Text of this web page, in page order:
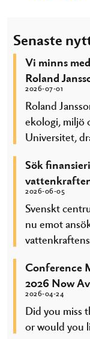
Senaste
Vi minns
Roland
2026-07-01
Roland
ekologi, miljö
Universitet,
Sök
2026-06-05
Svenskt
nu emot
Conference
2026 Now
2026-04-24
Did you miss
or would you